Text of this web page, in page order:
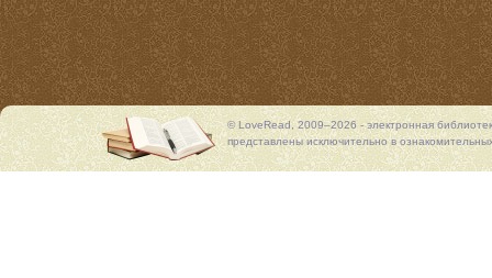
© LoveRead, 2009–2026 - электронная
представлены исключительно в